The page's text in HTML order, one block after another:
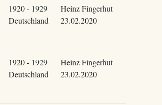
1920 - 1929
Deutschland
Heinz Fingerhut
23.02.2020
1920 - 1929
Deutschland
Heinz Fingerhut
23.02.2020